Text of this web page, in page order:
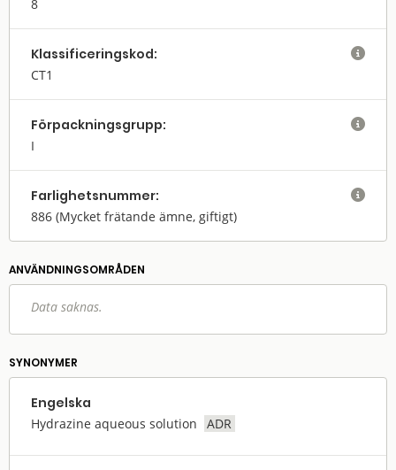
8
Klassifi­cerings­kod:
CT1

Förpack­nings­grupp:
I

Farlighets­nummer:
886 (Mycket frätande ämne, giftigt)

ANVÄNDNINGS­OMRÅDEN
Data saknas.
SYNONYMER
Engelska
Hydrazine aqueous solution ADR